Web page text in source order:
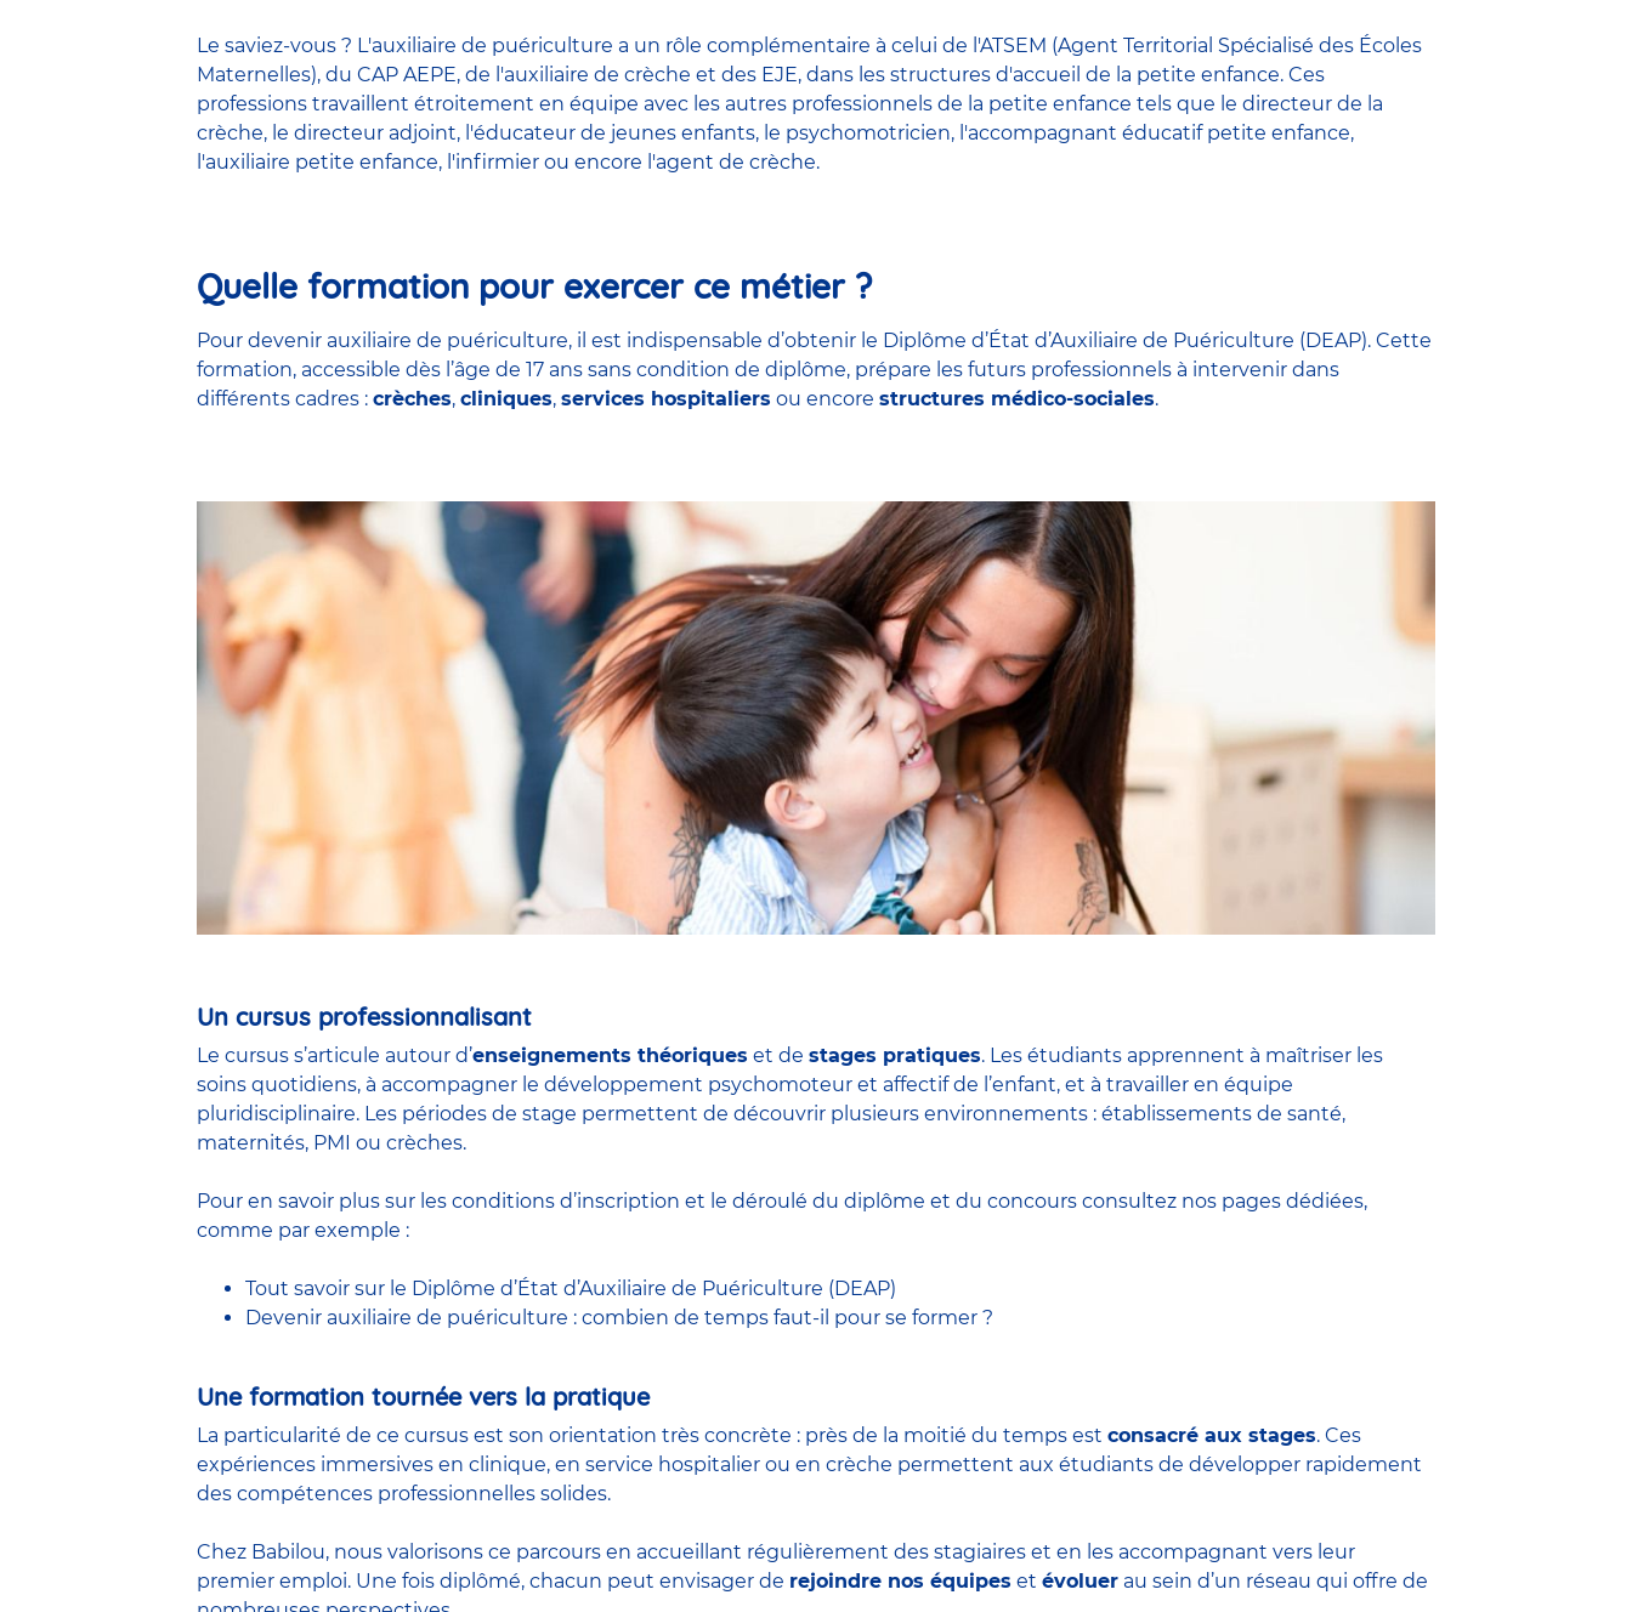
Le saviez-vous ? L'auxiliaire de puériculture a un rôle complémentaire à celui de l'ATSEM (Agent Territorial Spécialisé des Écoles
Maternelles), du CAP AEPE, de l'auxiliaire de crèche et des EJE, dans les structures d'accueil de la petite enfance. Ces
professions travaillent étroitement en équipe avec les autres professionnels de la petite enfance tels que le directeur de la
crèche, le directeur adjoint, l'éducateur de jeunes enfants, le psychomotricien, l'accompagnant éducatif petite enfance,
l'auxiliaire petite enfance, l'infirmier ou encore l'agent de crèche.
Quelle formation pour exercer ce métier ?
Pour devenir auxiliaire de puériculture, il est indispensable d’obtenir le Diplôme d’État d’Auxiliaire de Puériculture (DEAP). Cette
formation, accessible dès l’âge de 17 ans sans condition de diplôme, prépare les futurs professionnels à intervenir dans
différents cadres : crèches, cliniques, services hospitaliers ou encore structures médico-sociales.
Un cursus professionnalisant
Le cursus s’articule autour d’enseignements théoriques et de stages pratiques. Les étudiants apprennent à maîtriser les
soins quotidiens, à accompagner le développement psychomoteur et affectif de l’enfant, et à travailler en équipe
pluridisciplinaire. Les périodes de stage permettent de découvrir plusieurs environnements : établissements de santé,
maternités, PMI ou crèches.
Pour en savoir plus sur les conditions d’inscription et le déroulé du diplôme et du concours consultez nos pages dédiées,
comme par exemple :
Tout savoir sur le Diplôme d’État d’Auxiliaire de Puériculture (DEAP)
Devenir auxiliaire de puériculture : combien de temps faut-il pour se former ?
Une formation tournée vers la pratique
La particularité de ce cursus est son orientation très concrète : près de la moitié du temps est consacré aux stages. Ces
expériences immersives en clinique, en service hospitalier ou en crèche permettent aux étudiants de développer rapidement
des compétences professionnelles solides.
Chez Babilou, nous valorisons ce parcours en accueillant régulièrement des stagiaires et en les accompagnant vers leur
premier emploi. Une fois diplômé, chacun peut envisager de rejoindre nos équipes et évoluer au sein d’un réseau qui offre de